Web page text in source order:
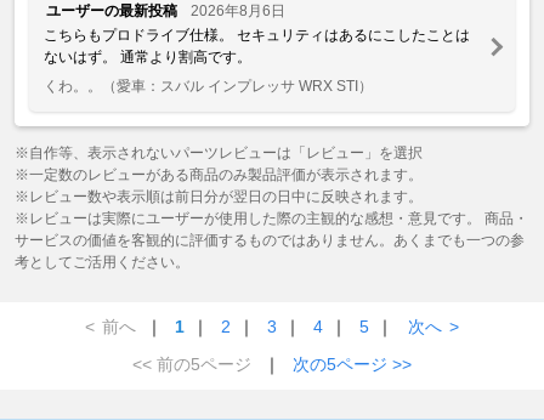
ユーザーの最新投稿
2026年8月6日
こちらもプロドライブ仕様。 セキュリティはあるにこしたことは
ないはず。 通常より割高です。
くわ。。
（愛車：スバル インプレッサ WRX STI）
※自作等、表示されないパーツレビューは「レビュー」を選択
※一定数のレビューがある商品のみ製品評価が表示されます。
※レビュー数や表示順は前日分が翌日の日中に反映されます。
※レビューは実際にユーザーが使用した際の主観的な感想・意見です。 商品・
サービスの価値を客観的に評価するものではありません。あくまでも一つの参
考としてご活用ください。
< 前へ ｜ 1 ｜ 2 ｜ 3 ｜ 4 ｜ 5 ｜ 次へ >
<< 前の5ページ
｜ 次の5ページ >>